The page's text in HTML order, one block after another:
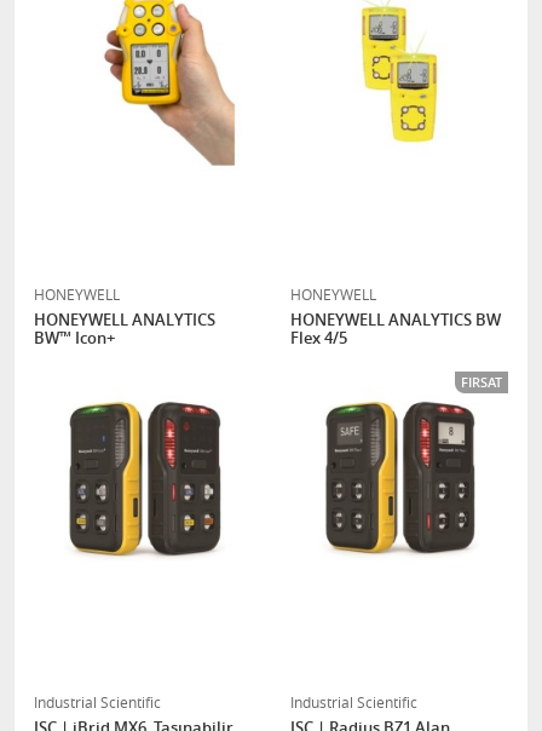
HONEYWELL
HONEYWELL ANALYTICS
BW™ Icon+
HONEYWELL
HONEYWELL ANALYTICS BW
Flex 4/5
FIRSAT
Industrial Scientific Industrial Scientific